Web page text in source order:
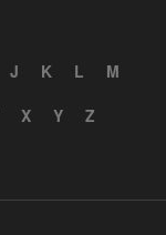
J K L
M
X Y Z